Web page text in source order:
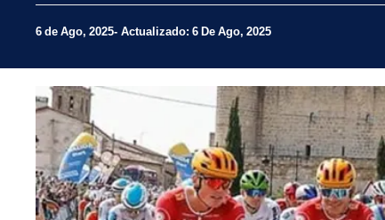
6 de Ago, 2025 Actualizado: 6 De Ago, 2025